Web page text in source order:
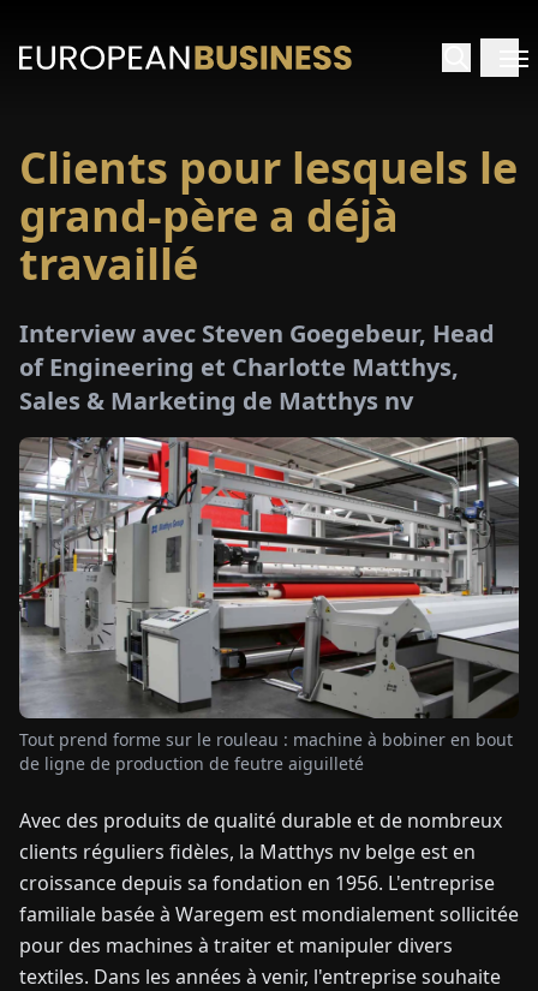
ENDEFRESITNLPLHU
CONTACTEZ-
NOUS
Clients pour lesquels le
grand-père a déjà
travaillé
Interview avec Steven Goegebeur, Head
of Engineering et Charlotte Matthys,
Sales & Marketing de Matthys nv
Tout prend forme sur le rouleau : machine à bobiner en bout
de ligne de production de feutre aiguilleté
Avec des produits de qualité durable et de nombreux
clients réguliers fidèles, la Matthys nv belge est en
croissance depuis sa fondation en 1956. L'entreprise
familiale basée à Waregem est mondialement sollicitée
pour des machines à traiter et manipuler divers
textiles. Dans les années à venir, l'entreprise souhaite